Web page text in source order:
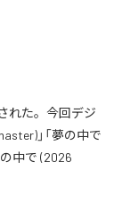
れた。今回デジ
」「夢の中で
中で (2026